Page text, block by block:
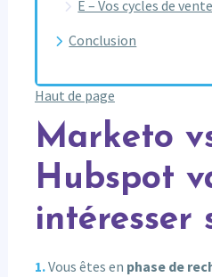
E – Vos cycles de
Conclusion
Haut de page
Marketo
Hubspot
intéresser
Vous êtes en phase de